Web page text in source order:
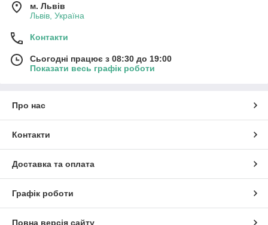
м. Львів
Львів, Україна
Контакти
Сьогодні працює з 08:30 до 19:00
Показати весь графік роботи
Про нас
Контакти
Доставка та оплата
Графік роботи
Повна версія сайту